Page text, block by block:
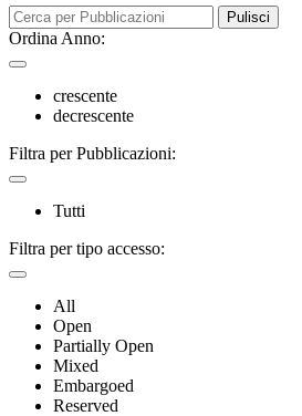
Pulisci
Ordina Anno:
crescente
decrescente
Filtra per Pubblicazioni:
Tutti
Filtra per tipo accesso:
All
Open
Partially Open
Mixed
Embargoed
Reserved